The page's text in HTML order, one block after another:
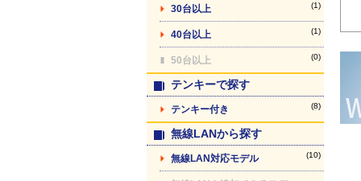
30台以上 (1)
40台以上 (1)
50台以上 (0)
テンキーで探す
テンキー付き (8)
無線LANから探す
無線LAN対応モデル (10)